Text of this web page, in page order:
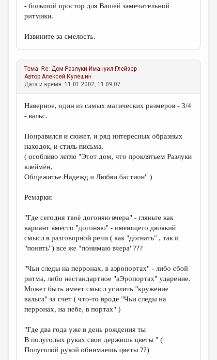
- большой простор для Вашей замечательной
ритмики.
Извините за смелость.
Тема: Re: Дом Разлуки Имануил Глейзер
АвторАлексей Кулешин
Дата и время: 11.01.2002, 11:09:07
Наверное, один из самых магических размеров - 3/4
- вальс.
Понравился и сюжет, и ряд интересных образных
находок, и стиль письма.
( особливо легло "Этот дом, что проклятьем Разлуки
клеймён,
Общежитье Надежд и Любви бастион" )
Ремарки:
"Где сегодня твоё догоняю вчера" - гляньте как
вариант вместо "догоняю" - имеющего двоякий
смысл в разговорной речи ( как "догнать" , так и
"понять") все же "понимаю вчера"???
"Чьи следы на перронах, в аэропортах" - либо сбой
ритма, либо нестандартное "аЭропортах" ударение.
Может быть имеет смысл усилить "кружение
вальса" за счет ( что-то вроде "Чьи следы на
перронах, на небе, в портах" )
"Где два года уже в день рождения ты
В полуголых руках свои держишь цветы " (
Полуголой рукой обнимаешь цветы ??)